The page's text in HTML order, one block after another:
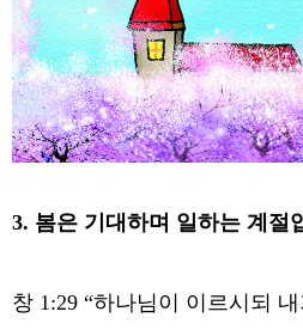
3. 봄은 기대하며 일하는 계절
창 1:29 “하나님이 이르시되